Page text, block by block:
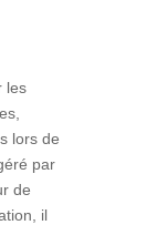
les
lors de
par
de
il